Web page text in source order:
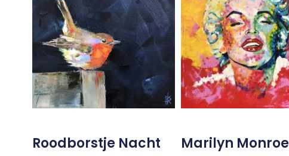
Roodborstje Nacht Marilyn Monroe